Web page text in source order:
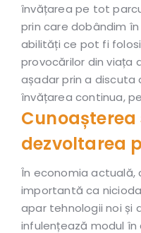
învățarea pe tot
prin care dobândim
abilități ce pot fi
provocărilor din viața
așadar prin a
învățarea continua,
dezvoltarea
În economia
importantă ca
apar tehnologii noi și
infulențează modul